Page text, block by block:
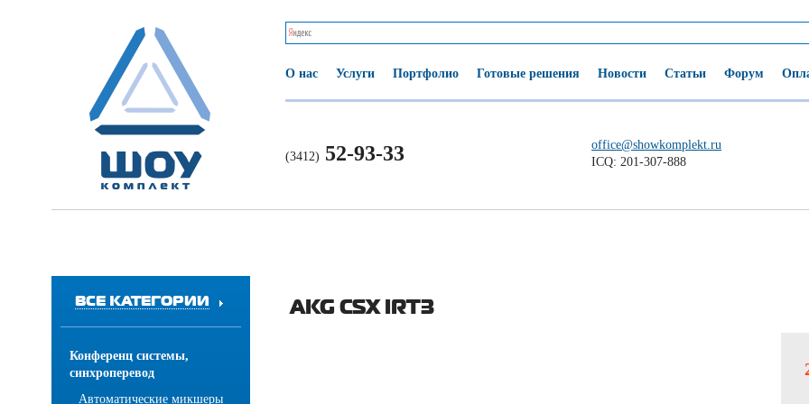
О нас Услуги Портфолио Готовые решения Новости Статьи Форум
(3412) 52-93-33
office@showkomplekt.ru
ICQ: 201-307-888
ВСЕ КАТЕГОРИИ
Конференц системы,
синхроперевод
Автоматические микшеры
AKG CSX IRT3